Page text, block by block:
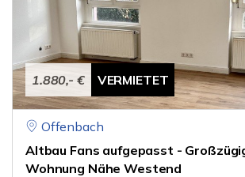
1.880,- € VERMIETET
Offenbach
Altbau Fans aufgepasst -
Wohnung Nähe Westend